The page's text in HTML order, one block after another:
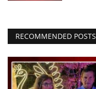
RECOMMENDED POSTS